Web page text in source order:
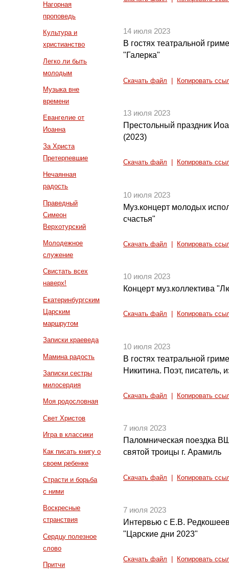
Нагорная
проповедь
Культура и
христианство
Легко ли быть
молодым
Музыка вне
времени
Евангелие от
Иоанна
За Христа
Претерпевшие
Нечаянная
радость
Праведный
Симеон
Верхотурский
Молодежное
служение
Свистать всех
наверх!
Екатеринбургским
Царским
маршрутом
Записки краеведа
Мамина радость
Записки сестры
милосердия
Моя родословная
Свет Христов
Игра в классики
Как писать книгу о
своем ребенке
Страсти и борьба
с ними
Воскресные
странствия
Сердцу полезное
слово
Притчи
14 июля 2023
В гостях театральной
"Галерка"
Скачать файл Копировать
13 июля 2023
Престольный праздник
(2023)
Скачать файл Копировать
10 июля 2023
Муз.концерт молодых
счастья"
Скачать файл Копировать
10 июля 2023
Концерт муз.коллектива
Скачать файл Копировать
10 июля 2023
В гостях театральной
Никитина. Поэт, писатель,
Скачать файл Копировать
7 июля 2023
Паломническая поездка
святой троицы г. Арамиль
Скачать файл Копировать
7 июля 2023
Интервью с Е.В.
"Царские дни 2023"
Скачать файл Копировать